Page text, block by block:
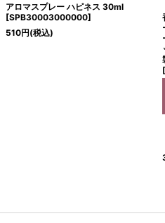
アロマスプレー ハピネス 30ml
[SPB30003000000]
510円(税込)
[